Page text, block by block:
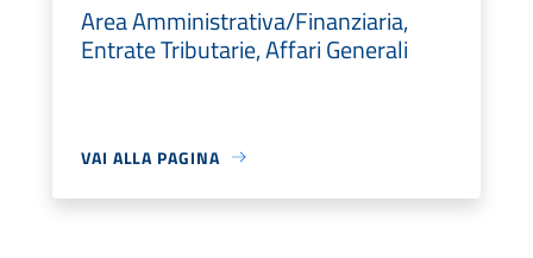
Area Amministrativa/Finanziaria,
Entrate Tributarie, Affari Generali
VAI ALLA PAGINA